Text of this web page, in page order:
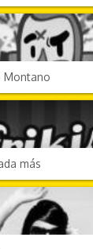
Montano
más